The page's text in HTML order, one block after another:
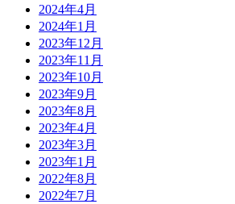
2024年4月
2024年1月
2023年12月
2023年11月
2023年10月
2023年9月
2023年8月
2023年4月
2023年3月
2023年1月
2022年8月
2022年7月